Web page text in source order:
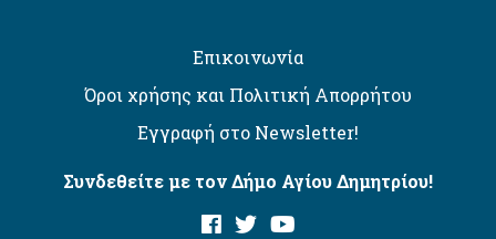
Επικοινωνία
Όροι χρήσης και Πολιτική Απορρήτου
Εγγραφή στο Newsletter!
Συνδεθείτε με τον Δήμο Αγίου Δημητρίου!